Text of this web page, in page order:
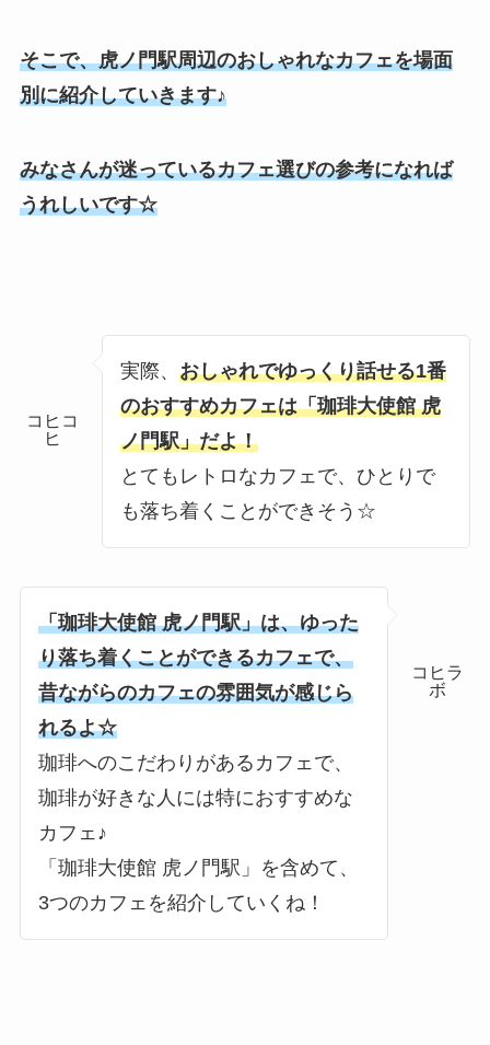
そこで、虎ノ門駅周辺のおしゃれなカフェを場面
別に紹介していきます♪
みなさんが迷っているカフェ選びの参考になれば
うれしいです☆
コヒコ
ヒ
実際、おしゃれでゆっくり話せる1番
のおすすめカフェは「珈琲大使館 虎
ノ門駅」だよ！
とてもレトロなカフェで、ひとりで
も落ち着くことができそう☆
コヒラ
ボ
「珈琲大使館 虎ノ門駅」は、ゆった
り落ち着くことができるカフェで、
昔ながらのカフェの雰囲気が感じら
れるよ☆
珈琲へのこだわりがあるカフェで、
珈琲が好きな人には特におすすめな
カフェ♪
「珈琲大使館 虎ノ門駅」を含めて、
3つのカフェを紹介していくね！